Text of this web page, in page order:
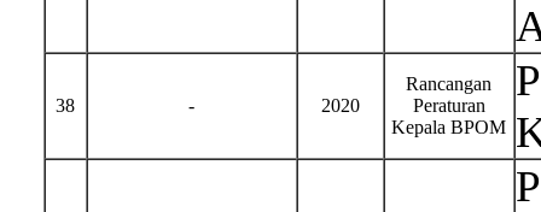
38 - 2020
Rancangan
Peraturan
Kepala BPOM